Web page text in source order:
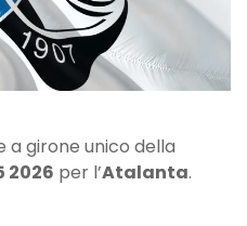
a girone unico della
2026 per l’Atalanta.